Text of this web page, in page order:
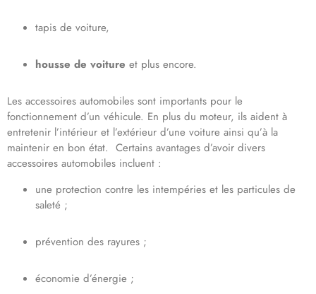
tapis de voiture,
housse de voiture et plus encore.
Les accessoires automobiles sont importants pour le
fonctionnement d’un véhicule. En plus du moteur, ils aident à
entretenir l’intérieur et l’extérieur d’une voiture ainsi qu’à la
maintenir en bon état. Certains avantages d’avoir divers
accessoires automobiles incluent :
une protection contre les intempéries et les particules de
saleté ;
prévention des rayures ;
économie d’énergie ;